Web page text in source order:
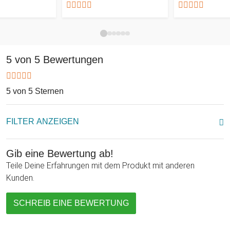
Der Nageltrockner - Pusteente - ein witziges und süßes
sich nicht nur Dein Honey freut, sondern im Grunde jede Frau,
5 von 5 Bewertungen
5 von 5 Sternen
FILTER ANZEIGEN
Gib eine Bewertung ab!
Teile Deine Erfahrungen mit dem Produkt mit anderen
Kunden.
SCHREIB EINE BEWERTUNG